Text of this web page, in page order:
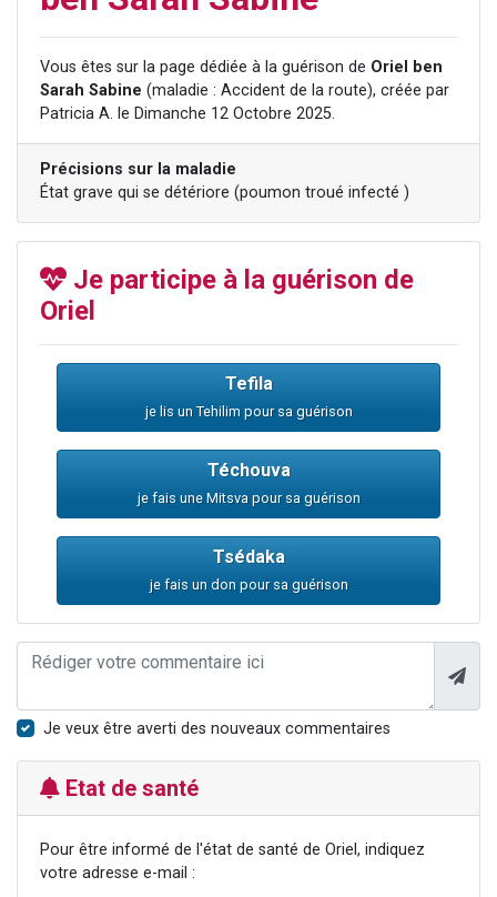
3 personnes viennent de faire un don pour 5 jours de vacances aux Orphelins
Odaya vient de donner son Maasser
Vous êtes sur la page dédiée à la guérison de Oriel ben
Sarah Sabine (maladie : Accident de la route), créée par
Patricia A. le Dimanche 12 Octobre 2025.
Précisions sur la maladie
État grave qui se détériore (poumon troué infecté )
Je participe à la guérison de
Oriel
Tefila
je lis un Tehilim pour sa guérison
Téchouva
je fais une Mitsva pour sa guérison
Tsédaka
je fais un don pour sa guérison
Je veux être averti des nouveaux commentaires
Etat de santé
Pour être informé de l'état de santé de Oriel, indiquez
votre adresse e-mail :